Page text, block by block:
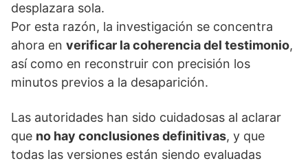
desplazara sola.
Por esta razón, la investigación se concentra
ahora en verificar la coherencia del testimonio,
así como en reconstruir con precisión los
minutos previos a la desaparición.
Las autoridades han sido cuidadosas al aclarar
que no hay conclusiones definitivas, y que
todas las versiones están siendo evaluadas